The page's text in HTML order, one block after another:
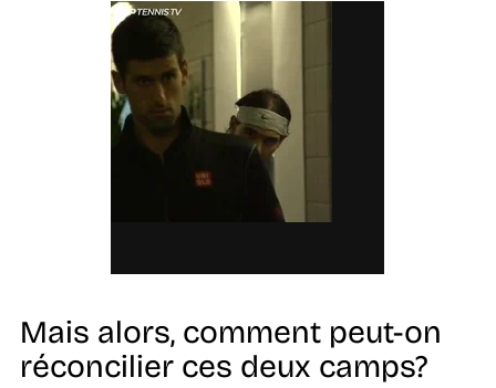
Mais alors, comment peut-on
réconcilier ces deux camps?